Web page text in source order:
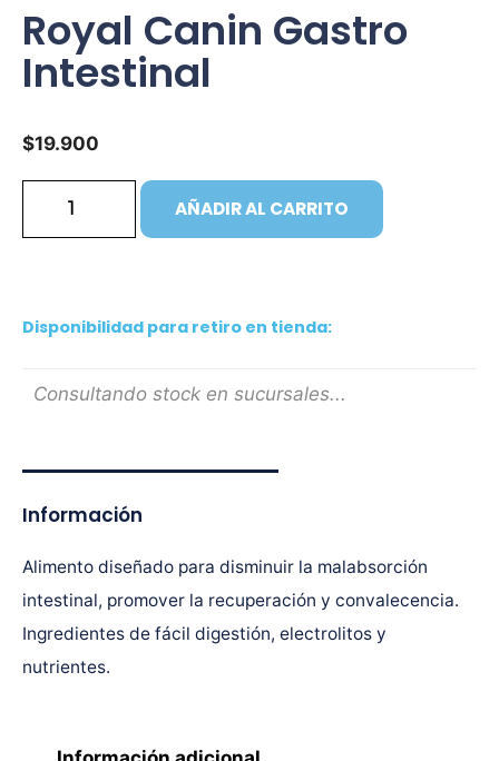
Royal Canin Gastro
Intestinal
$19.900
AÑADIR AL CARRITO
Disponibilidad para retiro en tienda:
Consultando stock en sucursales...
Información
Alimento diseñado para disminuir la malabsorción
intestinal, promover la recuperación y convalecencia.
Ingredientes de fácil digestión, electrolitos y
nutrientes.